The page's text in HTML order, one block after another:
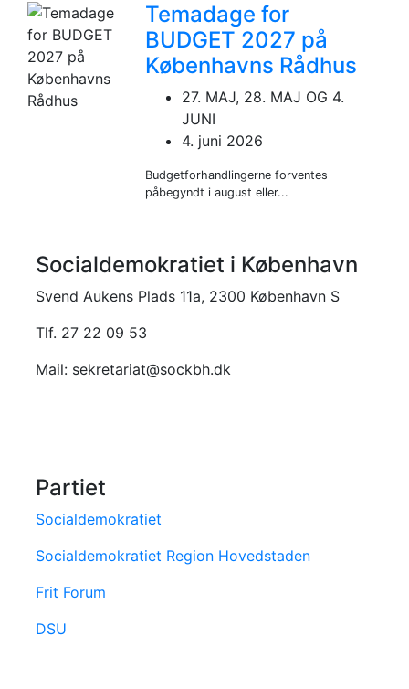
Temadage for
BUDGET 2027 på
Københavns Rådhus
27. MAJ, 28. MAJ OG 4.
JUNI
4. juni 2026
Budgetforhandlingerne forventes
påbegyndt i august eller...
Socialdemokratiet i København
Svend Aukens Plads 11a, 2300 København S
Tlf. 27 22 09 53
Mail: sekretariat@sockbh.dk
Partiet
Socialdemokratiet
Socialdemokratiet Region Hovedstaden
Frit Forum
DSU